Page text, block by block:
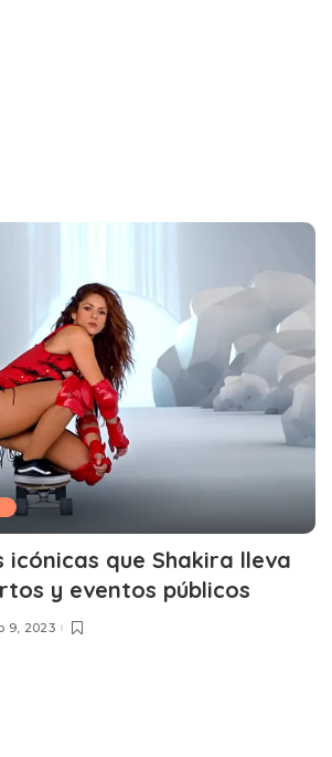
icónicas que Shakira lleva
y eventos públicos
9, 2023